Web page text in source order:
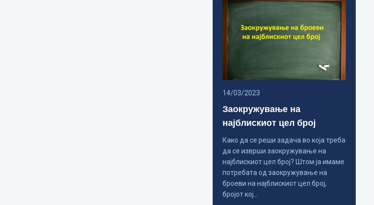
14/03/2023
Заокружување на
најблискиот цел број
Како да се реши задача во која треба
да се изврши заокружување на
најблискиот цел број? Штом ја имаме
потребата од заокружување на
броеви на најблискиот цел број,
бројот кој…